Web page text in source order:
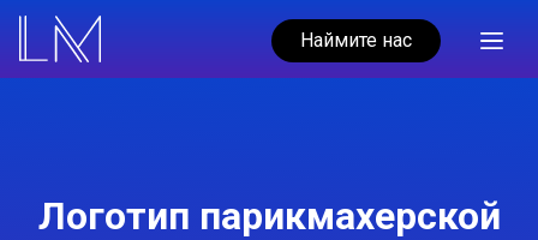
Наймите нас
Логотип парикмахерской